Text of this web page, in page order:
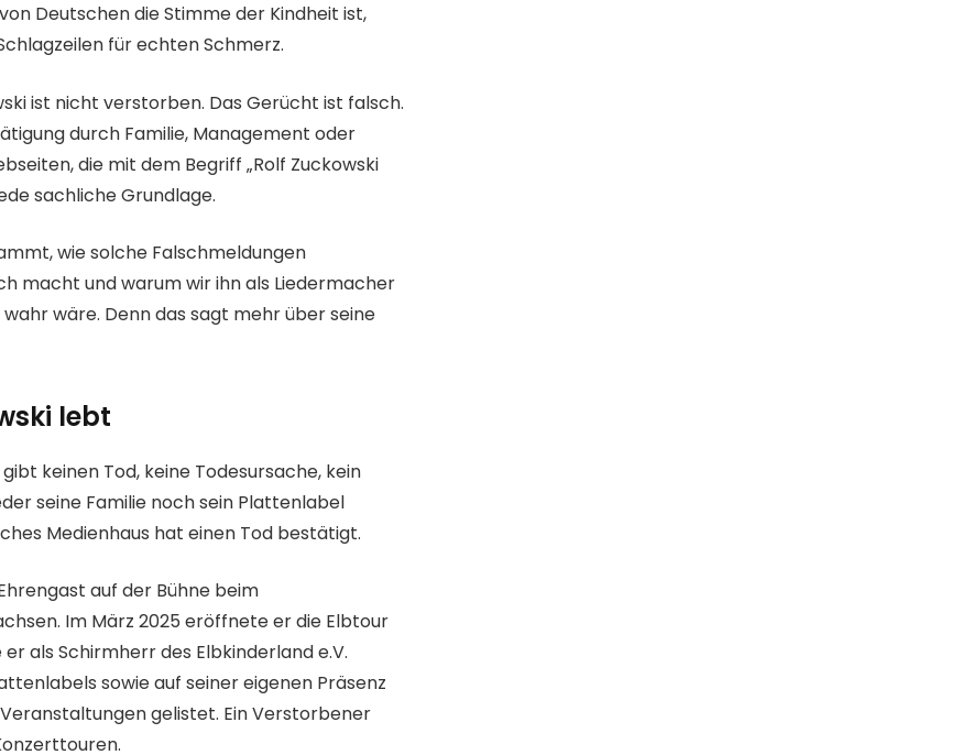
Deutschen die Stimme der Kindheit ist,
für echten Schmerz.
ist nicht verstorben. Das Gerücht ist falsch.
durch Familie, Management oder
die mit dem Begriff „Rolf Zuckowski
sachliche Grundlage.
wie solche Falschmeldungen
macht und warum wir ihn als Liedermacher
wäre. Denn das sagt mehr über seine
lebt
keinen Tod, keine Todesursache, kein
seine Familie noch sein Plattenlabel
Medienhaus hat einen Tod bestätigt.
auf der Bühne beim
Im März 2025 eröffnete er die Elbtour
als Schirmherr des Elbkinderland e.V.
sowie auf seiner eigenen Präsenz
gelistet. Ein Verstorbener